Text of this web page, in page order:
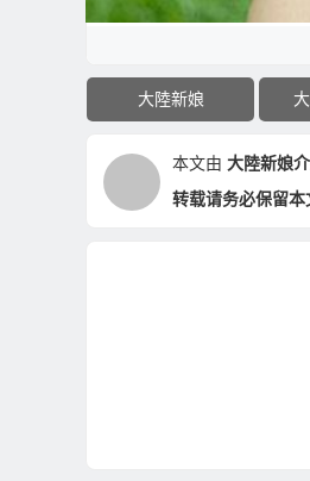
大陸新娘
本文由 大陸新娘
转载请务必保留本